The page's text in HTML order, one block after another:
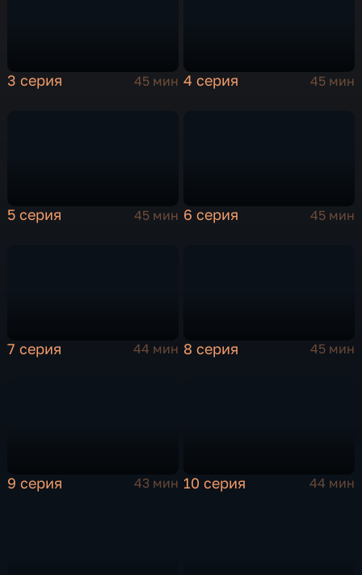
3 серия 45 мин 4 серия 45 мин
5 серия 45 мин 6 серия 45 мин
7 серия 44 мин 8 серия 45 мин
9 серия 43 мин 10 серия 44 мин